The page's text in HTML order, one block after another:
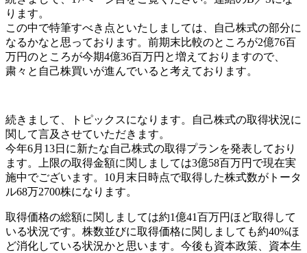
ります。
この中で特筆すべき点といたしましては、自己株式の部分に
なるかなと思っております。前期末比較のところが2億76百
万円のところが今期4億36百万円と増えておりますので、
粛々と自己株買いが進んでいると考えております。
続きまして、トピックスになります。自己株式の取得状況に
関して言及させていただきます。
今年6月13日に新たな自己株式の取得プランを発表しており
ます。上限の取得金額に関しましては3億58百万円で現在実
施中でございます。10月末日時点で取得した株式数がトータ
ル68万2700株になります。
取得価格の総額に関しましては約1億41百万円ほど取得して
いる状況です。株数並びに取得価格に関しましても約40%ほ
ど消化している状況かと思います。今後も資本政策、資本生